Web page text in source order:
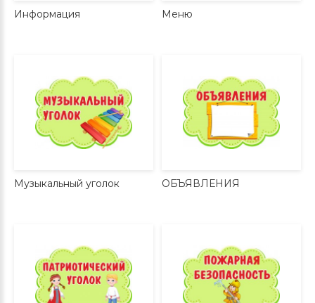
Информация Меню
Музыкальный уголок ОБЪЯВЛЕНИЯ